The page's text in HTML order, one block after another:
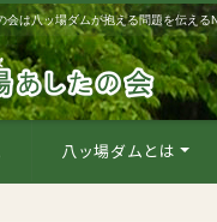
会は八ッ場ダムが抱える問題を伝える
八ッ場ダムとは